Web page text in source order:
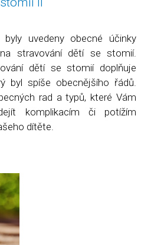
uvedeny obecné účinky
stravování dětí se stomií.
dětí se stomií doplňuje
byl spíše obecnějšího řádů.
rad a typů, které Vám
komplikacím či potížím
dítěte.